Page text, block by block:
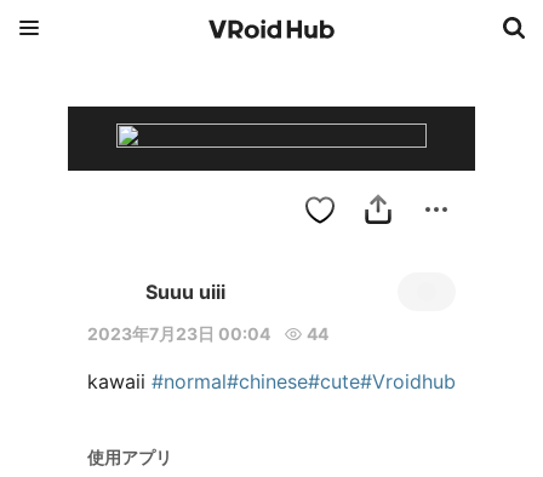
Suuu uiii
2023年7月23日 00:04 44
kawaii #normal#chinese#cute#Vroidhub
使用アプリ